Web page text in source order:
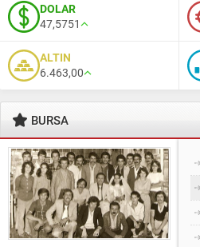
DOLAR
47,5751
ALTIN
6.463,00
BURSA